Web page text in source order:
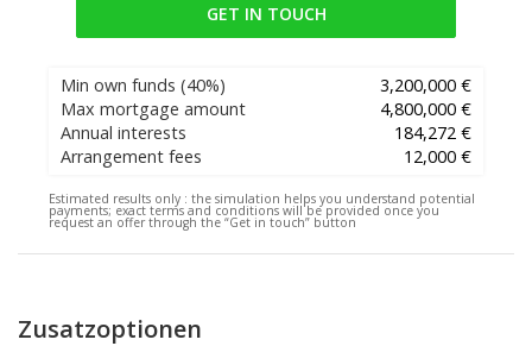
GET IN TOUCH
Min own funds (40%)
3,200,000 €
Max mortgage amount
4,800,000 €
Annual interests
184,272 €
Arrangement fees
12,000 €
Estimated results only : the simulation helps you understand potential
payments; exact terms and conditions will be provided once you
request an offer through the “Get in touch” button
Zusatzoptionen